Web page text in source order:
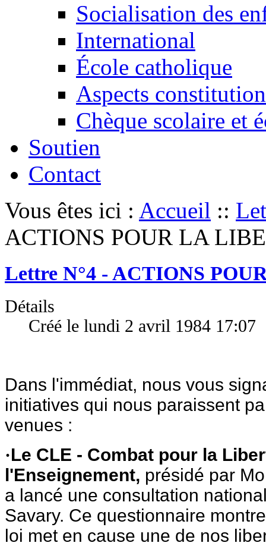
Socialisation des
International
École catholique
Aspects
Chèque scolaire et
Soutien
Contact
Vous êtes ici : Accueil ::
ACTIONS POUR LA
Lettre N°4 - ACTIONS
Détails
Créé le lundi 2 avril 1984 17:07
Dans l'immédiat, nous vous
initiatives qui nous paraissent
venues :
·Le CLE - Combat pour la
l'Enseignement, présidé par
a lancé une consultation
Savary. Ce questionnaire
loi met en cause une de nos